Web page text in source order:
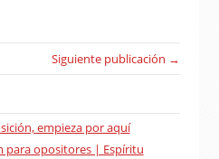
Siguiente publicación →
empieza por aquí
para opositores | Espíritu